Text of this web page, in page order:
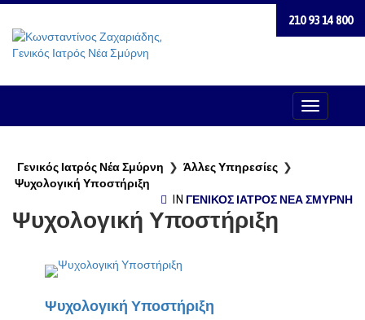
210 93 14 800
Toggle
Navigation
Γενικός Ιατρός Νέα Σμύρνη ❯ Άλλες Υπηρεσίες ❯
Ψυχολογική Υποστήριξη
IN ΓΕΝΙΚΌΣ ΙΑΤΡΌΣ ΝΈΑ ΣΜΎΡΝΗ
Ψυχολογική Υποστήριξη
Ψυχολογική Υποστήριξη